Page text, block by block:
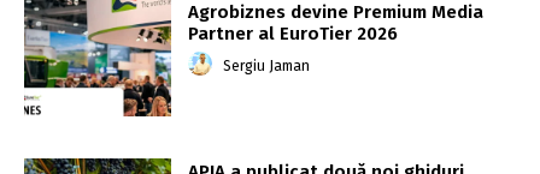
Agrobiznes devine Premium Media
Partner al EuroTier 2026
Sergiu Jaman